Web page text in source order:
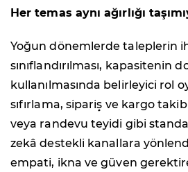
Her temas aynı ağırlığı
Yoğun dönemlerde taleplerin
sınıflandırılması, kapasitenin
kullanılmasında belirleyici rol
sıfırlama, sipariş ve kargo
veya randevu teyidi gibi
zekâ destekli kanallara
empati, ikna ve güven